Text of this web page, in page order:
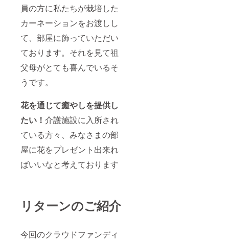
員の方に私たちが栽培した
カーネーションをお渡しし
て、部屋に飾っていただい
ております。それを見て祖
父母がとても喜んでいるそ
うです。
花を通じて癒やしを提供し
たい！ 介護施設に入所され
ている方々、みなさまの部
屋に花をプレゼント出来れ
ばいいなと考えております
リターンのご紹介
今回のクラウドファンディ